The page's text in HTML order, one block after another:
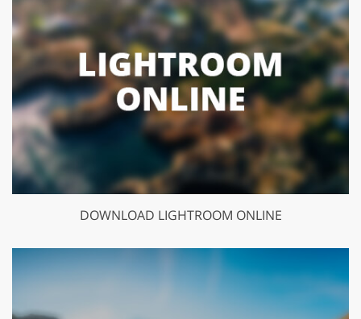
DOWNLOAD LIGHTROOM ONLINE